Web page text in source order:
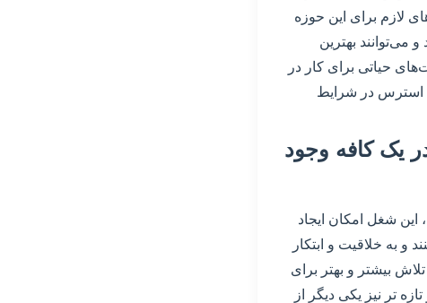
لازم برای این حوزه
می‌توانند بهترین
حیاتی برای کار در
استرس در شرایط
یک کافه وجود
این شغل امکان ایجاد
به خلاقیت و ابتکار
بیشتر و بهتر برای
تر نیز یکی دیگر از